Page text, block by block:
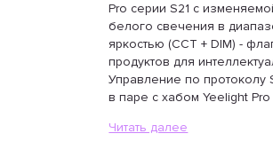
Pro серии S21 с
белого свечения в
яркостью (CCT + DIM) -
продуктов для
Управление по протоколу
в паре с хабом Yeelight Pro
Читать далее